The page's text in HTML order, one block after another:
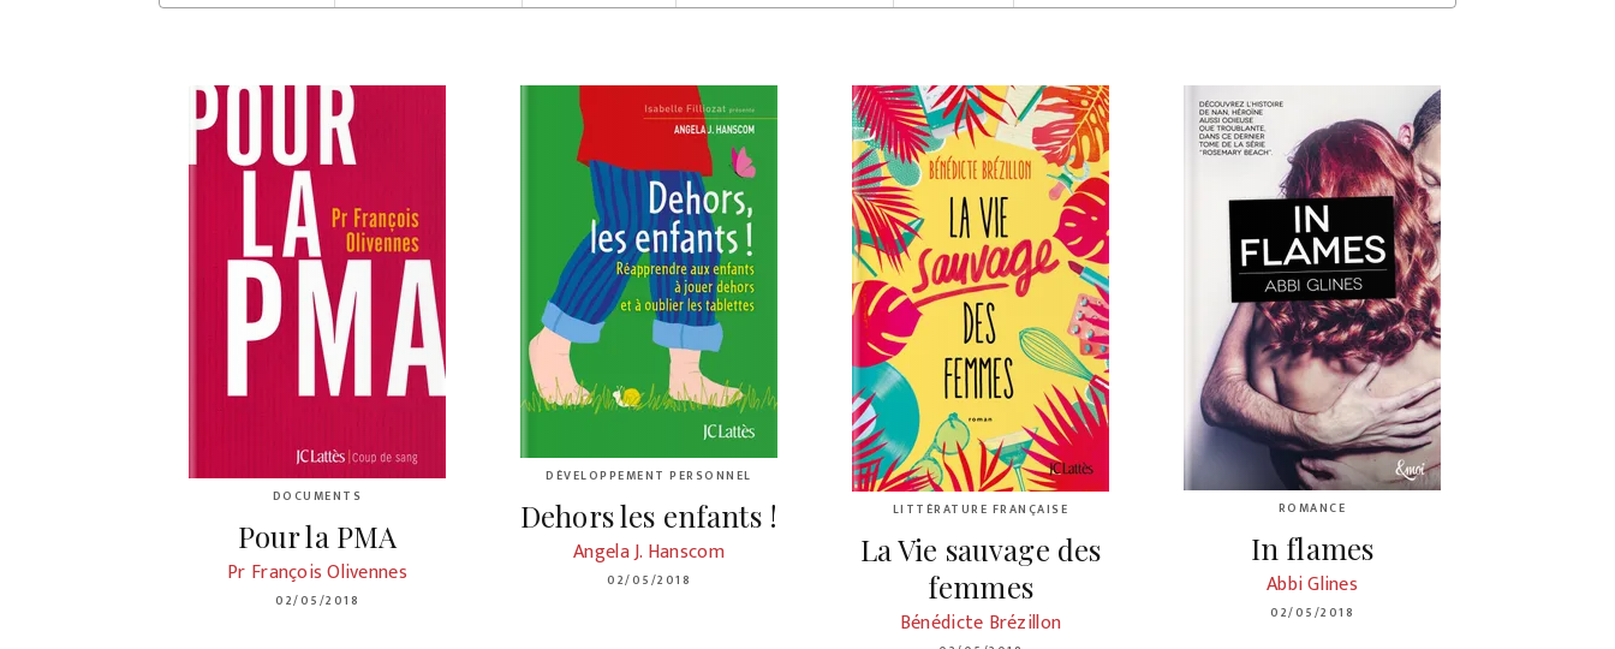
DOCUMENTS
Pour la PMA
Pr François Olivennes
02/05/2018
DÉVELOPPEMENT PERSONNEL
Dehors les enfants !
Angela J. Hanscom
02/05/2018
LITTÉRATURE FRANÇAISE
La Vie sauvage des
femmes
Bénédicte Brézillon
ROMANCE
In flames
Abbi Glines
02/05/2018